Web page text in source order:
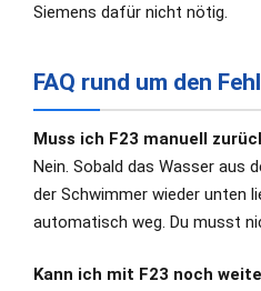
Siemens dafür nicht nötig.
FAQ rund um den
Muss ich F23 manuell
Nein. Sobald das Wasser aus
der Schwimmer wieder unten
automatisch weg. Du musst
Kann ich mit F23 noch